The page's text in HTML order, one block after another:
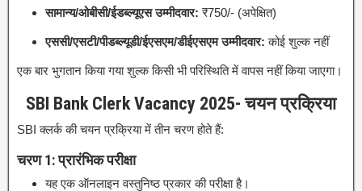
सामान्य/ओबीसी/ईडब्ल्यूएस उम्मीदवार: ₹750/- (अपेक्षित)
एससी/एसटी/पीडब्ल्यूडी/ईएसएम/डीईएसएम उम्मीदवार: कोई शुल्क नहीं
एक बार भुगतान किया गया शुल्क किसी भी परिस्थिति में वापस नहीं किया जाएगा।
SBI Bank Clerk Vacancy 2025- चयन प्रक्रिया
SBI क्लर्क की चयन प्रक्रिया में तीन चरण होते हैं:
चरण 1: प्रारंभिक परीक्षा
यह एक ऑनलाइन वस्तुनिष्ठ प्रकार की परीक्षा है।